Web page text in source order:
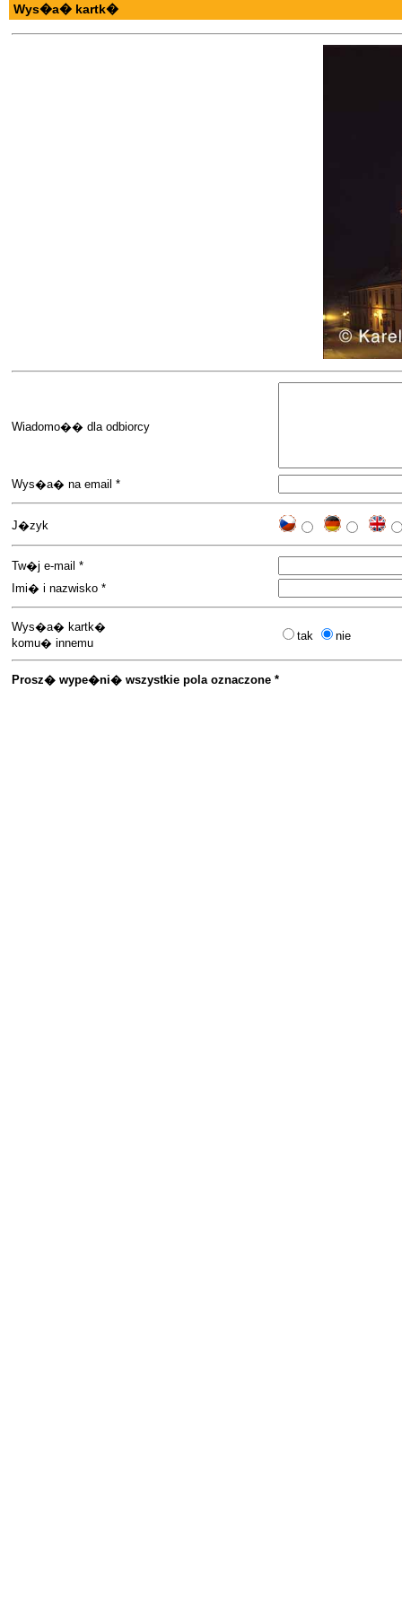
Wys�a� kartk�
Wiadomo�� dla odbiorcy
Wys�a� na email *
J�zyk
Tw�j e-mail *
Imi� i nazwisko *
Wys�a� kartk�
komu� innemu
tak nie
Prosz� wype�ni� wszystkie pola oznaczone *